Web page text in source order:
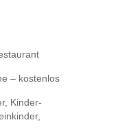
– kostenlos
Kinder-